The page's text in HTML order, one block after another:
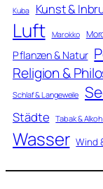
Kuba Kunst &
Luft Marokko
Pflanzen & Natur
Religion &
Schlaf & Langeweile
Städte Tabak &
Wasser Wind